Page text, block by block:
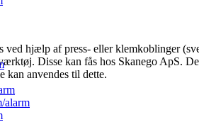
alarm
hjælp af press- eller klemkoblinger
Disse kan fås hos Skanego ApS.
kan anvendes til dette.